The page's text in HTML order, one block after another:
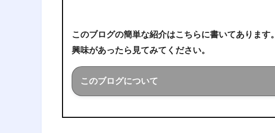
このブログの簡単な紹介はこちらに書いてあります。
興味があったら見てみてください。
このブログについて